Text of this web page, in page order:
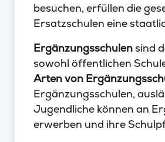
besuchen, erfüllen die
Ersatzschulen eine
Ergänzungsschulensind
sowohl öffentlichen
Arten von
Ergänzungsschulen,
Jugendliche können an
erwerben und ihre